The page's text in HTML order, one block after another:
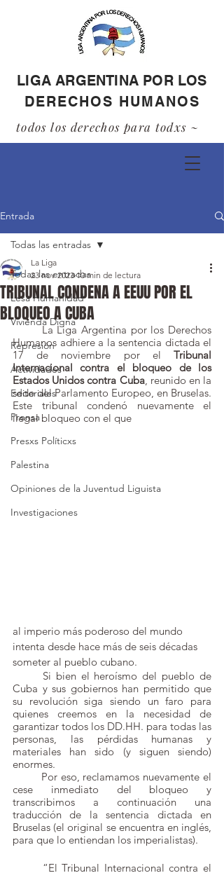
LIGA ARGENTINA POR LOS
DERECHOS HUMANOS
todos los derechos para todxs ~
Entrada
Todas las entradas
Lesa Humanidad
Vivienda Digna
Represión
Actividades
Editoriales
Prensa
Presxs Políticxs
Palestina
Opiniones de la Juventud Liguista
Investigaciones
Todas las entradas
TRIBUNAL CONDENA A EEUU POR EL
BLOQUEO A CUBA
La Liga
23 nov 2023 10 min de lectura
	La Liga Argentina por los Derechos
Humanos adhiere a la sentencia dictada el
17 de noviembre por el Tribunal
Internacional contra el bloqueo de los
Estados Unidos contra Cuba, reunido en la
sede del Parlamento Europeo, en Bruselas.
Este tribunal condenó nuevamente el
ilegal bloqueo con el que
al imperio más poderoso del mundo
intenta desde hace más de seis décadas
someter al pueblo cubano.
Cuba y sus gobiernos han permitido que
su revolución siga siendo un faro para
quienes creemos en la necesidad de
garantizar todos los DD.HH. para todas las
personas, las pérdidas humanas y
materiales han sido (y siguen siendo)
enormes.
cese inmediato del bloqueo y
transcribimos a continuación una
traducción de la sentencia dictada en
Bruselas (el original se encuentra en inglés,